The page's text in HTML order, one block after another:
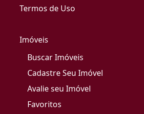
Termos de Uso
Imóveis
Buscar Imóveis
Cadastre Seu Imóvel
Avalie seu Imóvel
Favoritos